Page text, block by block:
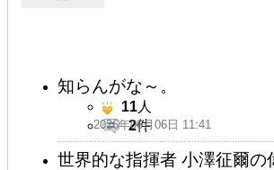
知らんがな～。
2026年06月06日 11:41
11人
2件
世界的な指揮者 小澤征爾